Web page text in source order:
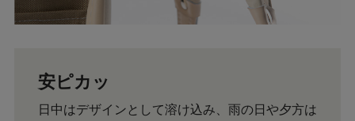
安ピカッ
日中はデザインとして溶け込み、雨の日や夕方は